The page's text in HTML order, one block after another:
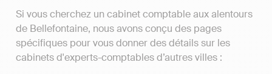
Si vous cherchez un cabinet comptable aux alentours
de Bellefontaine, nous avons conçu des pages
spécifiques pour vous donner des détails sur les
cabinets d'experts-comptables d’autres villes :